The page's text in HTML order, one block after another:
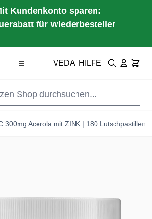
Kundenkonto sparen:
für Wiederbesteller
VEDA HILFE Suche Cart
300mg Acerola mit ZINK | 180 Lutschpastillen